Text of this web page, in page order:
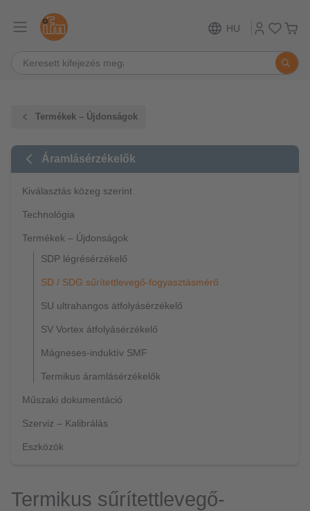
HU
Termékek – Újdonságok
Áramlásérzékelők
Kiválasztás közeg szerint
Technológia
Termékek – Újdonságok
SDP légrésérzékelő
SD / SDG sűrítettlevegő-fogyasztásmérő
SU ultrahangos átfolyásérzékelő
SV Vortex átfolyásérzékelő
Mágneses-induktív SMF
Termikus áramlásérzékelők
Műszaki dokumentáció
Szerviz – Kalibrálás
Eszközök
Termikus sűrítettlevegő-